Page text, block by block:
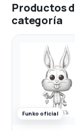
Productos
categoría
Funko oficial